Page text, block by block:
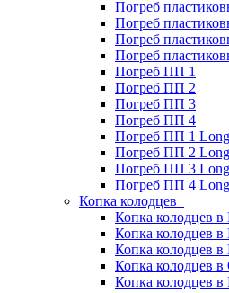
Погреб
Погреб
Погреб
Погреб
Погреб ПП 1
Погреб ПП 2
Погреб ПП 3
Погреб ПП 4
Погреб ПП 1 Long
Погреб ПП 2 Long
Погреб ПП 3 Long
Погреб ПП 4 Long
Копка колодцев
Копка колодцев в
Копка колодцев
Копка колодцев
Копка колодцев
Копка колодцев